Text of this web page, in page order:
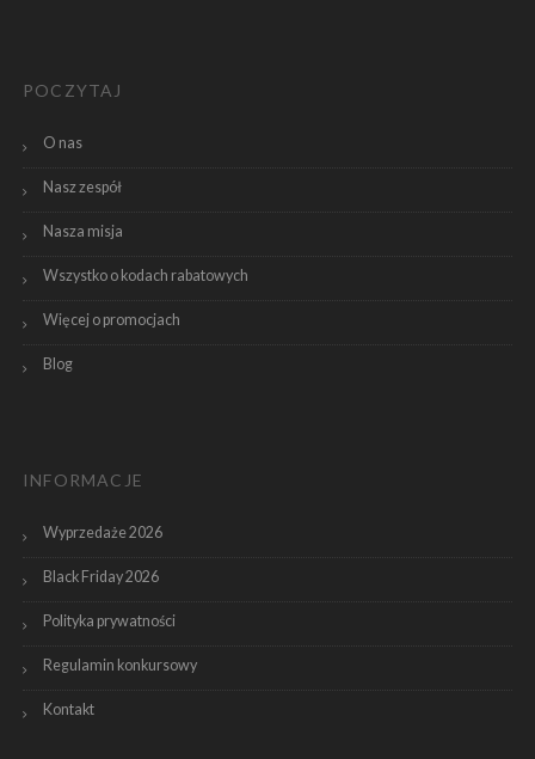
POCZYTAJ
O nas
Nasz zespół
Nasza misja
Wszystko o kodach rabatowych
Więcej o promocjach
Blog
INFORMACJE
Wyprzedaże 2026
Black Friday 2026
Polityka prywatności
Regulamin konkursowy
Kontakt